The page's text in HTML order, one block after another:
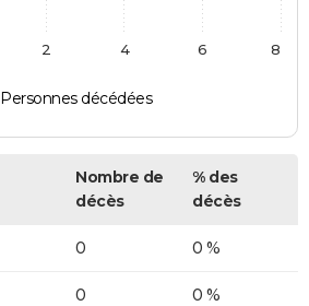
Personnes décédées
2 4 6 8
Nombre de
décès
% des
décès
0 0 %
0 0 %